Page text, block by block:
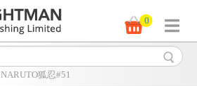
0
NARUTO狐忍#51